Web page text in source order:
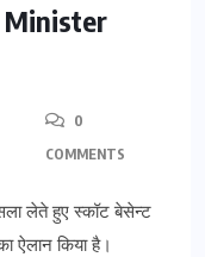
Minister
0
COMMENTS
लेते हुए स्कॉट बेसेन्ट
ऐलान किया है।